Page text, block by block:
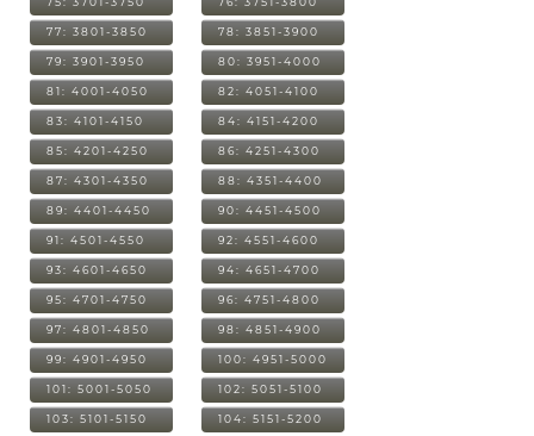
77: 3801-3850 78: 3851-3900
79: 3901-3950 80: 3951-4000
81: 4001-4050 82: 4051-4100
83: 4101-4150 84: 4151-4200
85: 4201-4250 86: 4251-4300
87: 4301-4350 88: 4351-4400
89: 4401-4450 90: 4451-4500
91: 4501-4550 92: 4551-4600
93: 4601-4650 94: 4651-4700
95: 4701-4750 96: 4751-4800
97: 4801-4850 98: 4851-4900
99: 4901-4950 100: 4951-5000
101: 5001-5050 102: 5051-5100
103: 5101-5150 104: 5151-5200